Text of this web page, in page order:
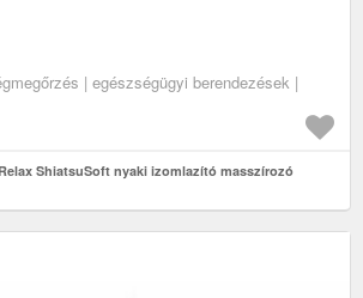
| egészségügyi berendezések |
ShiatsuSoft nyaki izomlazító masszírozó